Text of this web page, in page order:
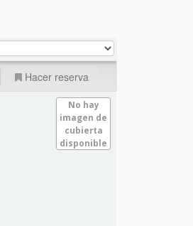
Hacer reserva
No hay
imagen de
cubierta
disponible